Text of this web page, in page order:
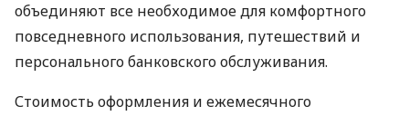
объединяют все необходимое для комфортного
повседневного использования, путешествий и
персонального банковского обслуживания.
Стоимость оформления и ежемесячного